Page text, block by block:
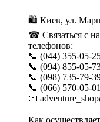
🛍 Киев, ул.
☎ Связаться с
телефонов:
📞 (044) 355-05-
📞 (094) 855-05-
📞
📞 (066) 570-05-01
📧
Как